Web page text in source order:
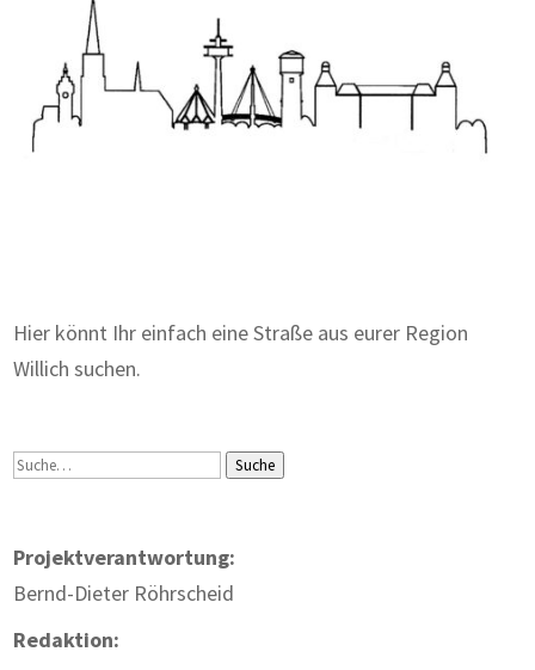
Hier könnt Ihr einfach eine Straße aus eurer Region
Willich suchen.
Suche Suche
Projektverantwortung:
Bernd-Dieter Röhrscheid
Redaktion: